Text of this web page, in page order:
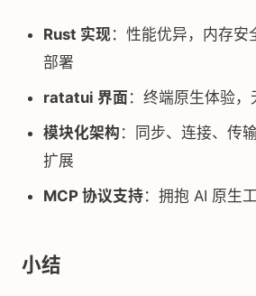
Rust 实现：性能优异，内存安
部署
ratatui 界面 ：终端原生体验，
模块化架构 ：同步、连接、传
扩展
MCP 协议支持：拥抱 AI 原生
小结